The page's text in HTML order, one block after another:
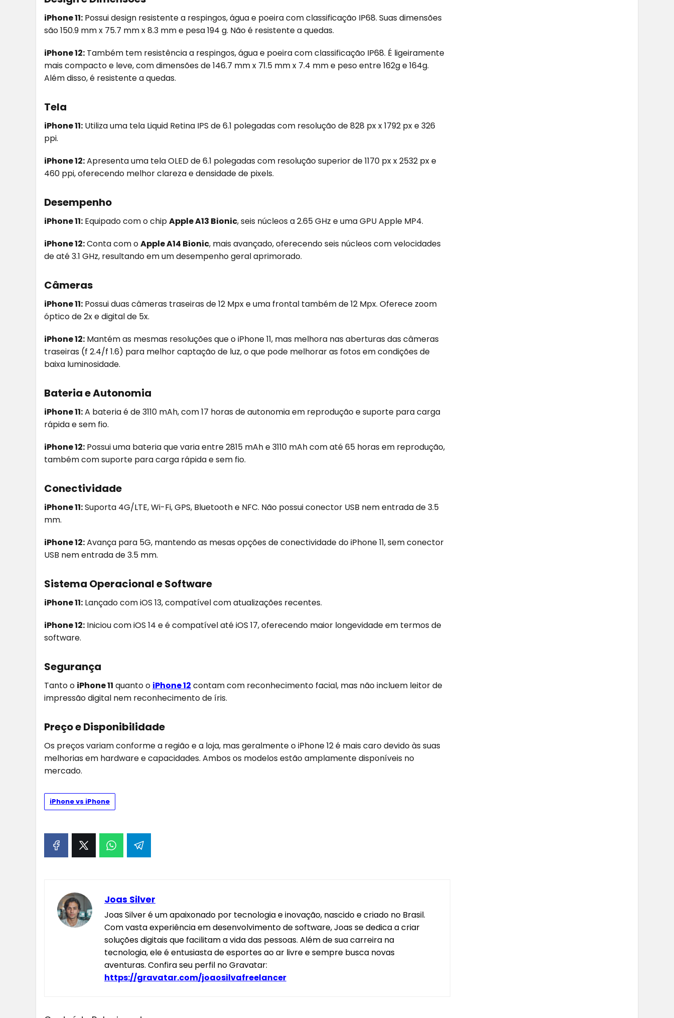
iPhone 11: Possui design resistente a respingos, água e poeira com classificação IP68. Suas dimensões
são 150.9 mm x 75.7 mm x 8.3 mm e pesa 194 g. Não é resistente a quedas.
iPhone 12: Também tem resistência a respingos, água e poeira com classificação IP68. É ligeiramente
mais compacto e leve, com dimensões de 146.7 mm x 71.5 mm x 7.4 mm e peso entre 162g e 164g.
Além disso, é resistente a quedas.
Tela
iPhone 11: Utiliza uma tela Liquid Retina IPS de 6.1 polegadas com resolução de 828 px x 1792 px e 326
ppi.
iPhone 12:Apresenta uma tela OLED de 6.1 polegadas com resolução superior de 1170 px x 2532 px e
460 ppi, oferecendo melhor clareza e densidade de pixels.
Desempenho
iPhone 11: Equipado com o chipApple A13 Bionic, seis núcleos a 2.65 GHz e uma GPU Apple MP4.
iPhone 12:Conta com oApple A14 Bionic, mais avançado, oferecendo seis núcleos com velocidades
de até 3.1 GHz, resultando em um desempenho geral aprimorado.
Câmeras
iPhone 11: Possui duas câmeras traseiras de 12 Mpx e uma frontal também de 12 Mpx. Oferece zoom
óptico de 2x e digital de 5x.
iPhone 12: Mantém as mesmas resoluções que o iPhone 11, mas melhora nas aberturas das câmeras
traseiras (f 2.4/f 1.6) para melhor captação de luz, o que pode melhorar as fotos em condições de
baixa luminosidade.
Bateria e Autonomia
iPhone 11:A bateria é de 3110 mAh, com 17 horas de autonomia em reprodução e suporte para carga
rápida e sem fio.
iPhone 12: Possui uma bateria que varia entre 2815 mAh e 3110 mAh com até 65 horas em reprodução,
também com suporte para carga rápida e sem fio.
Conectividade
iPhone 11:Suporta 4G/LTE, Wi-Fi, GPS, Bluetooth e NFC. Não possui conector USB nem entrada de 3.5
mm.
iPhone 12:Avança para 5G, mantendo as mesas opções de conectividade do iPhone 11, sem conector
USB nem entrada de 3.5 mm.
Sistema Operacional e Software
iPhone 11: Lançado com iOS 13, compatível com atualizações recentes.
iPhone 12: Iniciou com iOS 14 e é compatível até iOS 17, oferecendo maior longevidade em termos de
software.
Segurança
Tanto o iPhone 11 quanto o iPhone 12 contam com reconhecimento facial, mas não incluem leitor de
impressão digital nem reconhecimento de íris.
Preço e Disponibilidade
Os preços variam conforme a região e a loja, mas geralmente o iPhone 12 é mais caro devido às suas
melhorias em hardware e capacidades. Ambos os modelos estão amplamente disponíveis no
mercado.
iPhone vs iPhone
Joas Silver
Joas Silver é um apaixonado por tecnologia e inovação, nascido e criado no Brasil.
Com vasta experiência em desenvolvimento de software, Joas se dedica a criar
soluções digitais que facilitam a vida das pessoas. Além de sua carreira na
tecnologia, ele é entusiasta de esportes ao ar livre e sempre busca novas
aventuras. Confira seu perfil no Gravatar:
https://gravatar.com/joaosilvafreelancer